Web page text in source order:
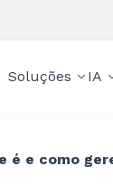
Soluções IA
é e como